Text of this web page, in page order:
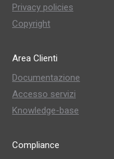
Privacy policies
Copyright
Area Clienti
Documentazione
Accesso servizi
Knowledge-base
Compliance